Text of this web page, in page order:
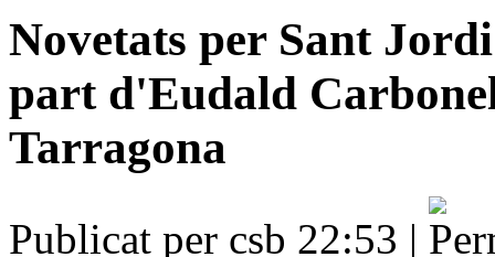
Novetats per Sant
part d'Eudald
Tarragona
Publicat per csb 22:53 |